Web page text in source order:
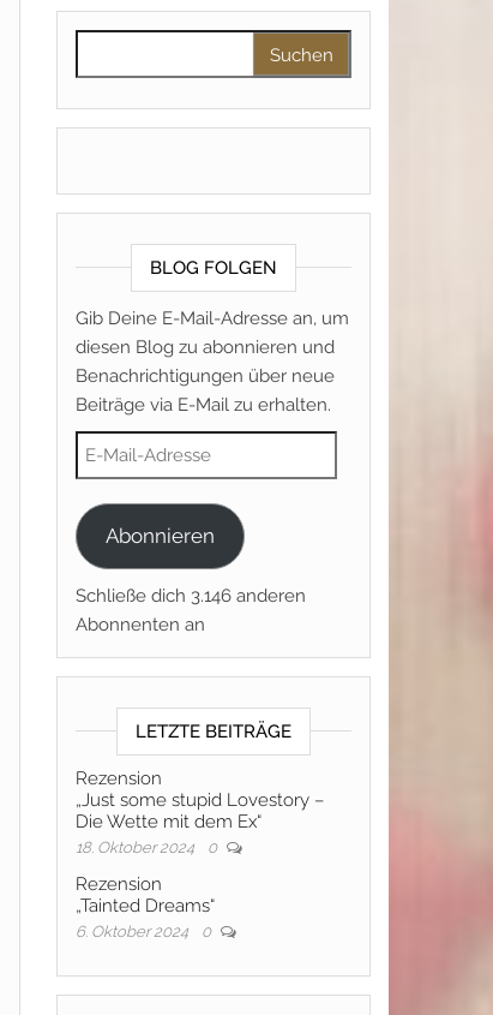
BLOG FOLGEN
Gib Deine E-Mail-Adresse an, um
diesen Blog zu abonnieren und
Benachrichtigungen über neue
Beiträge via E-Mail zu erhalten.
E-Mail-Adresse
Abonnieren
Schließe dich 3.146 anderen
Abonnenten an
LETZTE BEITRÄGE
Rezension
„Just some stupid Lovestory –
Die Wette mit dem Ex“
18. Oktober 2024 0
Rezension
„Tainted Dreams“
6. Oktober 2024 0